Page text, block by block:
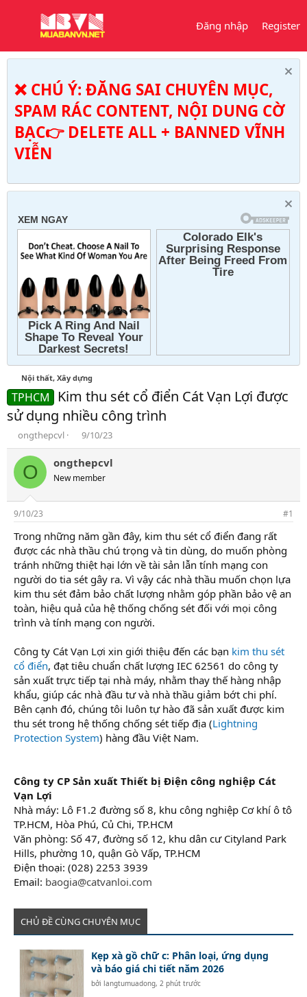
Đăng nhập Register
❌ CHÚ Ý: ĐĂNG SAI CHUYÊN MỤC,
SPAM RÁC CONTENT, NỘI DUNG CỜ
BẠC👉 DELETE ALL + BANNED VĨNH
VIỄN
Nội thất, Xây dựng
TPHCM
Kim thu sét cổ điển Cát Vạn Lợi được
sử dụng nhiều công trình
T
h
r
a
s
t
a
r
t
e
r
ongthepcvl
N
g
à
g
9/10/23
O ongthepcvl
New member
9/10/23 #1
Trong những năm gần đây, kim thu sét cổ điển đang rất
được các nhà thầu chú trọng và tin dùng, do muốn phòng
tránh những thiệt hại lớn về tài sản lẫn tính mạng con
người do tia sét gây ra. Vì vậy các nhà thầu muốn chọn lựa
kim thu sét đảm bảo chất lượng nhằm góp phần bảo vệ an
toàn, hiệu quả của hệ thống chống sét đối với mọi công
trình và tính mạng con người.
Công ty Cát Vạn Lợi xin giới thiệu đến các bạn kim thu sét
cổ điển, đạt tiêu chuẩn chất lượng IEC 62561 do công ty
sản xuất trực tiếp tại nhà máy, nhằm thay thế hàng nhập
khẩu, giúp các nhà đầu tư và nhà thầu giảm bớt chi phí.
Bên cạnh đó, chúng tôi luôn tự hào đã sản xuất được kim
thu sét trong hệ thống chống sét tiếp địa (Lightning
Protection System) hàng đầu Việt Nam.
Công ty CP Sản xuất Thiết bị Điện công nghiệp Cát
Vạn Lợi
Nhà máy: Lô F1.2 đường số 8, khu công nghiệp Cơ khí ô tô
TP.HCM, Hòa Phú, Củ Chi, TP.HCM
Văn phòng: Số 47, đường số 12, khu dân cư Cityland Park
Hills, phường 10, quận Gò Vấp, TP.HCM
Điện thoại: (028) 2253 3939
Email: baogia@catvanloi.com
CHỦ ĐỀ CÙNG CHUYÊN MỤC
Kẹp xà gồ chữ c: Phân loại, ứng dụng
và báo giá chi tiết năm 2026
bởilangtumuadong, 2 phút trước